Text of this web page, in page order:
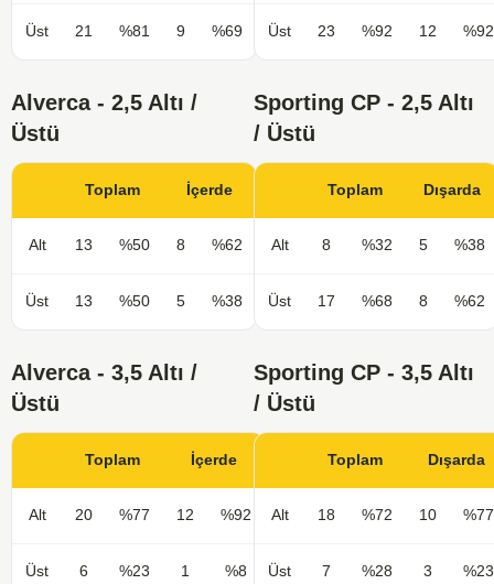
Üst 21 %81 9 %69 Üst 23 %92 12 %92
Alverca - 2,5 Altı /
Üstü
Toplam İçerde
Alt 13 %50 8 %62
Üst 13 %50 5 %38
Sporting CP - 2,5 Altı
/ Üstü
Toplam Dışarda
Alt 8 %32 5 %38
Üst 17 %68 8 %62
Alverca - 3,5 Altı /
Üstü
Toplam İçerde
Alt 20 %77 12 %92
Üst 6 %23 1 %8
Sporting CP - 3,5 Altı
/ Üstü
Toplam Dışarda
Alt 18 %72 10 %77
Üst 7 %28 3 %23